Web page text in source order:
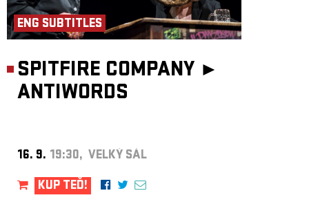
ENG SUBTITLES
SPITFIRE COMPANY ►
ANTIWORDS
16. 9. 19:30, VELKÝ SÁL
KUP TEĎ!